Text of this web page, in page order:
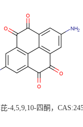
-4,5,9,10-四酮，